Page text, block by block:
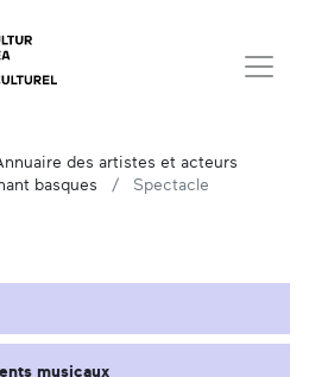
des artistes et acteurs
basques Spectacle
musicaux